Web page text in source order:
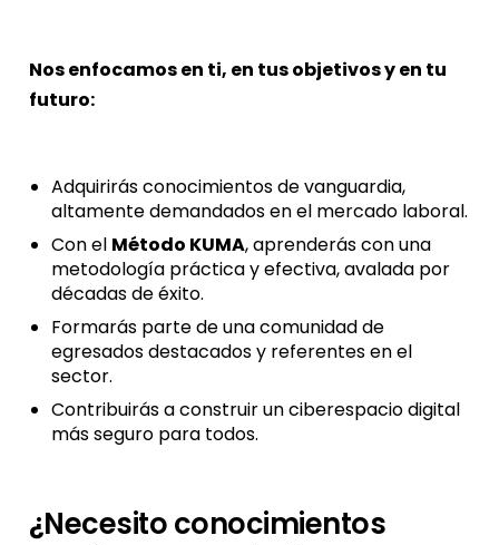
Nos enfocamos en ti, en tus objetivos y en tu
futuro:
Adquirirás conocimientos de vanguardia,
altamente demandados en el mercado laboral.
Con el Método KUMA, aprenderás con una
metodología práctica y efectiva, avalada por
décadas de éxito.
Formarás parte de una comunidad de
egresados destacados y referentes en el
sector.
Contribuirás a construir un ciberespacio digital
más seguro para todos.
¿Necesito conocimientos